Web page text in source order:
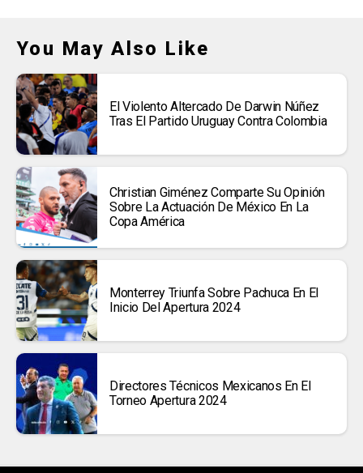
You May Also Like
El Violento Altercado De Darwin Núñez
Tras El Partido Uruguay Contra Colombia
Christian Giménez Comparte Su Opinión
Sobre La Actuación De México En La
Copa América
Monterrey Triunfa Sobre Pachuca En El
Inicio Del Apertura 2024
Directores Técnicos Mexicanos En El
Torneo Apertura 2024